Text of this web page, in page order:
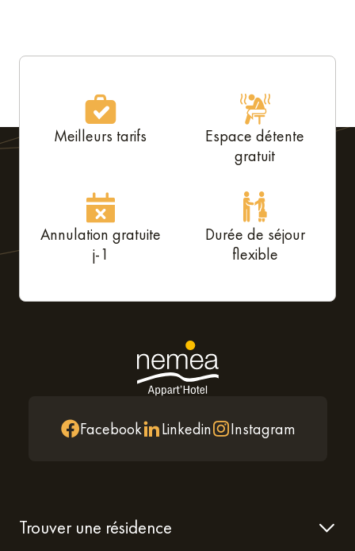
Meilleurs tarifs
Espace détente
gratuit
Annulation gratuite
j-1
Durée de séjour
flexible
Facebook Linkedin Instagram
Trouver une résidence